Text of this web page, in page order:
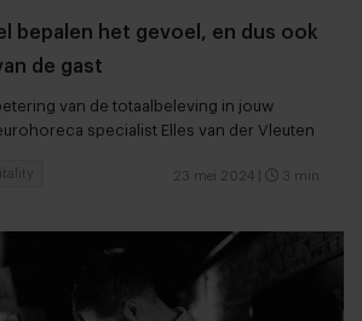
bepalen het gevoel, en dus ook
de gast
van de totaalbeleving in jouw
specialist Elles van der Vleuten
23 mei 2024 3 min